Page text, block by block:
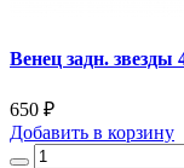
Венец задн.
650 ₽
Добавить в корзину